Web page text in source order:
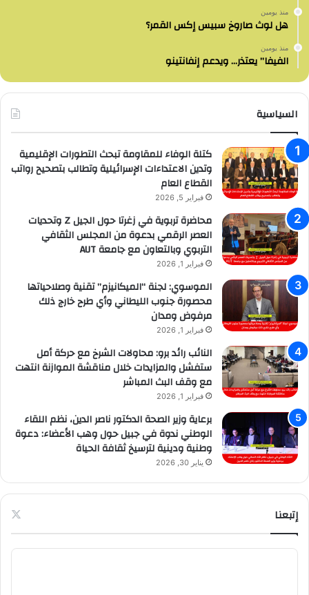
منذ يومين
هل لوث صاروخ سبيس إكس القمر؟
منذ يومين
الفيفا” يعتذر… ويدعم إنفانتينو
السياسية
كتلة الوفاء للمقاومة تبحث التطورات الإقليمية
وتدين الاعتداءات الإسرائيلية وتطالب بتصحيح رواتب
القطاع العام
فبراير 5, 2026
محاضرة تربوية في زغرتا حول الجيل Z وتحديات
العصر الرقمي بدعوة من المجلس الثقافي
التربوي وبالتعاون مع جامعة AUT
فبراير 1, 2026
الموسوي: لجنة “الميكانيزم” تقنية وصلاحياتها
محصورة جنوب الليطاني وأي طرح خارج ذلك
مرفوض ومدان
فبراير 1, 2026
النائب رائد برو: محاولات الشرخ مع حركة أمل
ستفشل والمزايدات خلال مناقشة الموازنة انتهت
مع وقف البث المباشر
فبراير 1, 2026
برعاية وزير الصحة الدكتور ناصر الدين، نظم اللقاء
الوطني ندوة في جبيل حول وهب الأعضاء: دعوة
وطنية ودينية لترسيخ ثقافة الحياة
يناير 30, 2026
إتبعنا